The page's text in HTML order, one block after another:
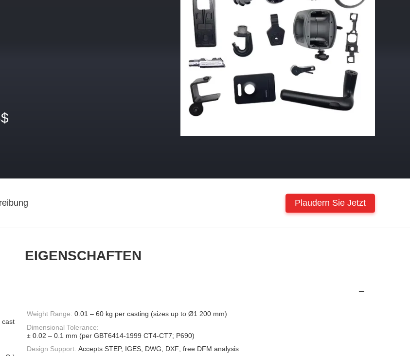
Plaudern Sie Jetzt
EIGENSCHAFTEN
cast
Weight Range: 0.01 – 60 kg per casting (sizes up to Ø1 200 mm)
Dimensional Tolerance:
± 0.02 – 0.1 mm (per GBT6414-1999 CT4-CT7; P690)
Design Support: Accepts STEP, IGES, DWG, DXF; free DFM analysis